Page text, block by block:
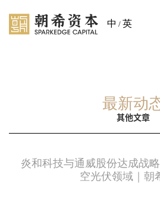
中 / 英
最新动
其他文章
炎和科技与通威股份达成战
空光伏领域｜朝